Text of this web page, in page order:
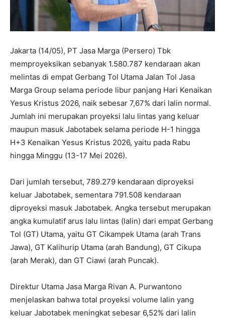
Jakarta (14/05), PT Jasa Marga (Persero) Tbk
memproyeksikan sebanyak 1.580.787 kendaraan akan
melintas di empat Gerbang Tol Utama Jalan Tol Jasa
Marga Group selama periode libur panjang Hari Kenaikan
Yesus Kristus 2026, naik sebesar 7,67% dari lalin normal.
Jumlah ini merupakan proyeksi lalu lintas yang keluar
maupun masuk Jabotabek selama periode H-1 hingga
H+3 Kenaikan Yesus Kristus 2026, yaitu pada Rabu
hingga Minggu (13-17 Mei 2026).
Dari jumlah tersebut, 789.279 kendaraan diproyeksi
keluar Jabotabek, sementara 791.508 kendaraan
diproyeksi masuk Jabotabek. Angka tersebut merupakan
angka kumulatif arus lalu lintas (lalin) dari empat Gerbang
Tol (GT) Utama, yaitu GT Cikampek Utama (arah Trans
Jawa), GT Kalihurip Utama (arah Bandung), GT Cikupa
(arah Merak), dan GT Ciawi (arah Puncak).
Direktur Utama Jasa Marga Rivan A. Purwantono
menjelaskan bahwa total proyeksi volume lalin yang
keluar Jabotabek meningkat sebesar 6,52% dari lalin